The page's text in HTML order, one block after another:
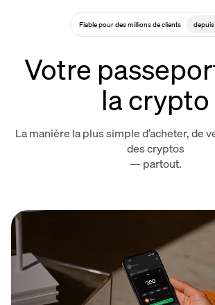
Fiable pour des millions de clients depuis
Votre
la crypto
La manière la plus simple d’acheter, de
des cryptos
— partout.